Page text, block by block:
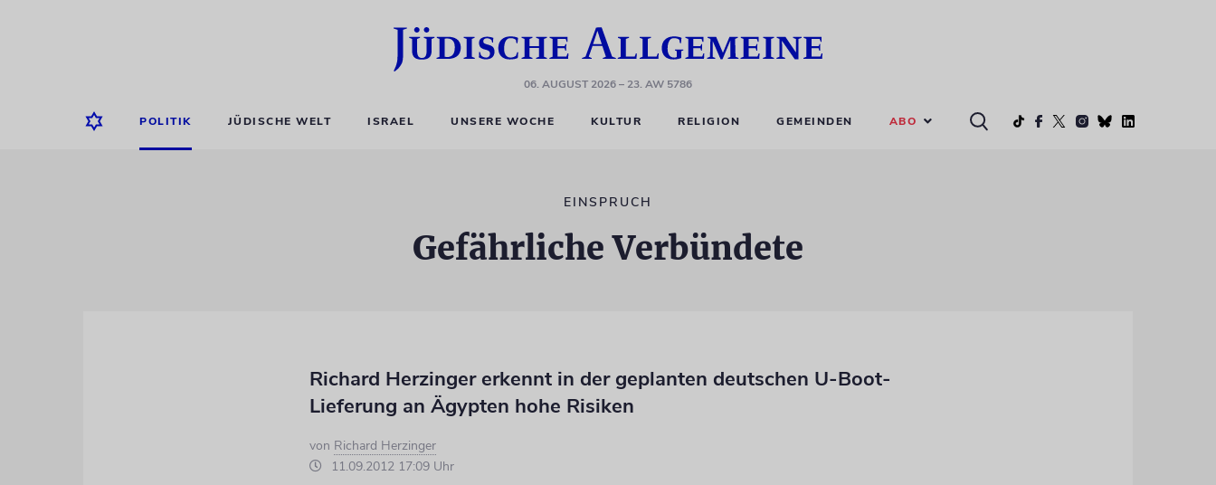
06. AUGUST 2026– 23. AW 5786
POLITIK JÜDISCHE WELT ISRAEL UNSERE WOCHE KULTUR RELIGION GEMEINDEN ABO
EINSPRUCH
Gefährliche Verbündete
Richard Herzinger erkennt in der geplanten deutschen U-Boot-
Lieferung an Ägypten hohe Risiken
von Richard Herzinger
11.09.2012 17:09 Uhr